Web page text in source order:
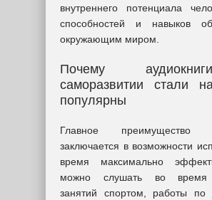
внутреннего потенциала
способностей и навыков
окружающим миром.
Почему
саморазвитии стали
популярны
Главное преимущество
заключается в возможности
время максимально
можно слушать во время
занятий спортом, работы